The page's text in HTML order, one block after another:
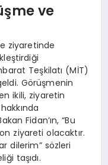
ve
ziyaretinde
Teşkilatı (MİT)
Görüşmenin
ikili, ziyaretin
Fidan’ın, “Bu
ziyareti olacaktır.
dilerim” sözleri
taşıdı.